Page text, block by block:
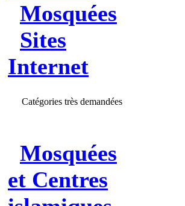
Mosquées
Sites
Internet
Catégories très demandées
Mosquées
et Centres